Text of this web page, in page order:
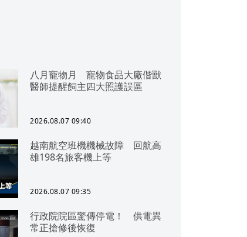
八月寵物月 寵物食品大廠偕獸
醫師提醒飼主四大照護誤區
2026.08.07 09:40
越南航空班機機械故障 回航高
雄198名旅客機上等
2026.08.07 09:35
行政院院區驚傳停電！ 供電異
常正搶修後恢復